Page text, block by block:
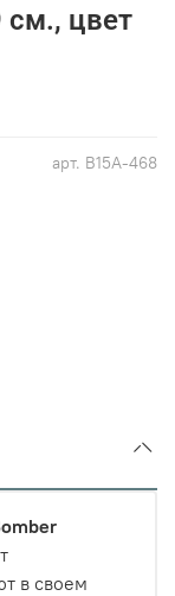
арт. B15A-468
см., цвет
в своем